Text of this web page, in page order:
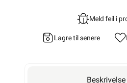
Meld feil i
Lagre til senere
Beskrivelse